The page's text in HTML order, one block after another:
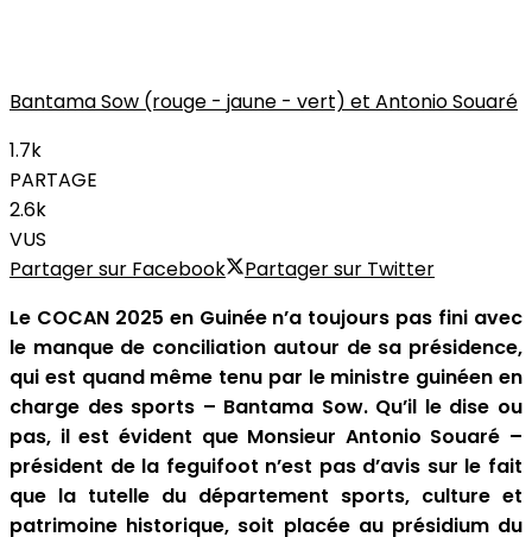
Bantama Sow (rouge - jaune - vert) et Antonio Souaré
1.7k
PARTAGE
2.6k
VUS
Partager sur Facebook
Partager sur Twitter
Le COCAN 2025 en Guinée n’a toujours pas fini avec
le manque de conciliation autour de sa présidence,
qui est quand même tenu par le ministre guinéen en
charge des sports – Bantama Sow. Qu’il le dise ou
pas, il est évident que Monsieur Antonio Souaré –
président de la feguifoot n’est pas d’avis sur le fait
que la tutelle du département sports, culture et
patrimoine historique, soit placée au présidium du